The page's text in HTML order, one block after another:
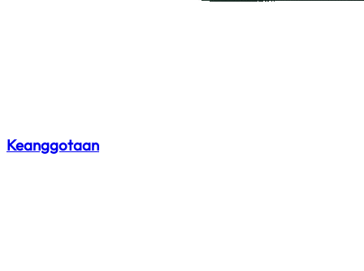
Keanggotaan